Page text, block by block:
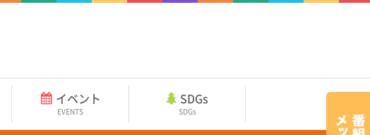
イベント
EVENTS
SDGs
SDGs